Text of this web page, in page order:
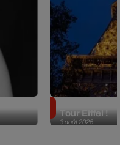
3 août 2026
Tour Eiffel !